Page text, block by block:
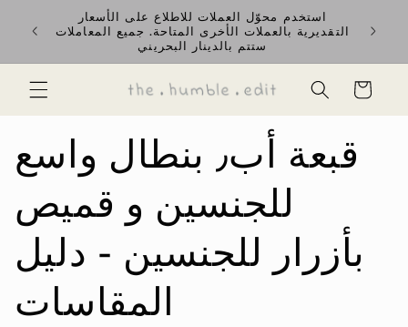
المحتوىGCC
استخدم محوّل العملات للاطلاع على الأسعار
التقديرية بالعملات الأخرى المتاحة. جميع المعاملات
ستتم بالدينار البحريني
السلة
قبعة أب٫ بنطال واسع
للجنسين و قميص
بأزرار للجنسين - دليل
المقاسات